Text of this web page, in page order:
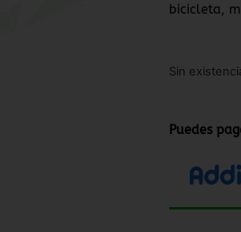
bicicleta,
Sin
Puedes